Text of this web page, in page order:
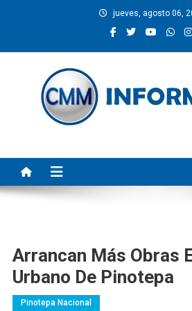
jueves, agosto 06,
Arrancan Más Obras
Urbano De Pinotepa
Pinotepa Nacional